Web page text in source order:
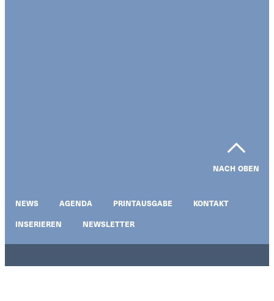
NACH OBEN
NEWS AGENDA PRINTAUSGABE
KONTAKT
INSERIEREN
NEWSLETTER